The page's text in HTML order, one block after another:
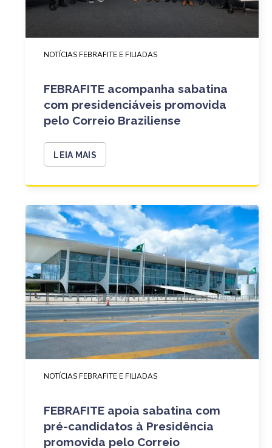
NOTÍCIAS FEBRAFITE E FILIADAS
FEBRAFITE acompanha sabatina
com presidenciáveis promovida
pelo Correio Braziliense
LEIA MAIS
NOTÍCIAS FEBRAFITE E FILIADAS
FEBRAFITE apoia sabatina com
pré-candidatos à Presidência
promovida pelo Correio